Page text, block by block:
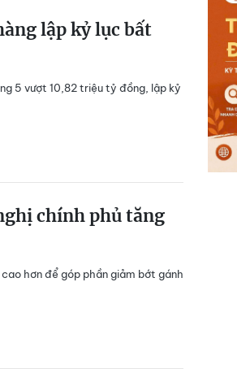
lập kỷ lục bất
5 vượt 10,82 triệu tỷ đồng, lập kỷ
chính phủ tăng
hơn để góp phần giảm bớt gánh